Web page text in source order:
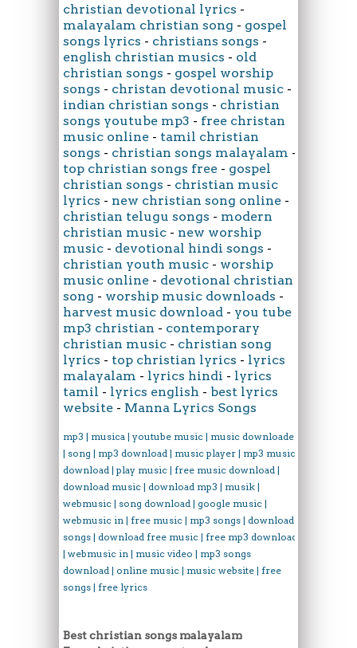
christian devotional lyrics -
malayalam christian song - gospel
songs lyrics - christians songs -
english christian musics - old
christian songs - gospel worship
songs - christan devotional music -
indian christian songs - christian
songs youtube mp3 - free christan
music online - tamil christian
songs - christian songs malayalam -
top christian songs free - gospel
christian songs - christian music
lyrics - new christian song online -
christian telugu songs - modern
christian music - new worship
music - devotional hindi songs -
christian youth music - worship
music online - devotional christian
song - worship music downloads -
harvest music download - you tube
mp3 christian - contemporary
christian music - christian song
lyrics - top christian lyrics - lyrics
malayalam - lyrics hindi - lyrics
tamil - lyrics english - best lyrics
website - Manna Lyrics Songs
mp3 | musica | youtube music | music downloader
| song | mp3 download | music player | mp3 music
download | play music | free music download |
download music | download mp3 | musik |
webmusic | song download | google music |
webmusic in | free music | mp3 songs | download
songs | download free music | free mp3 download
| webmusic in | music video | mp3 songs
download | online music | music website | free
songs | free lyrics
Best christian songs malayalam